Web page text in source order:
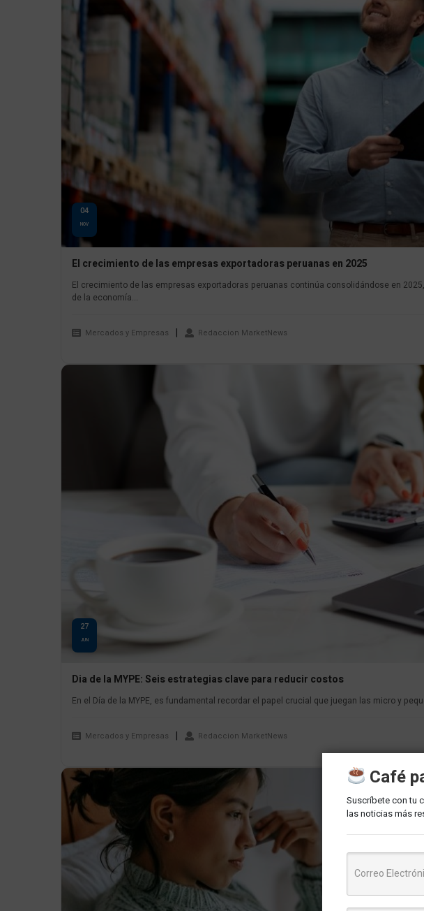
04
NOV
El crecimiento de las empresas exportadoras peruanas en 2025
El crecimiento de las empresas exportadoras peruanas continúa consolidándose en
de la economía...
Mercados y Empresas Redaccion MarketNews
27
JUN
Dia de la MYPE: Seis estrategias clave para reducir costos
En el Día de la MYPE, es fundamental recordar el papel crucial que juegan las micro y
Mercados y Empresas Redaccion MarketNews
Café
Suscríbete con tu
las noticias más